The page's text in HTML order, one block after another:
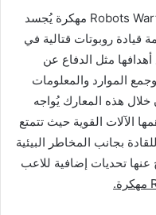
بعد تحميل لعبة Robots Warfare Multiplayer War مهكرة يُجسد
قيادة روبوتات قتالية في
مثل الدفاع عن
الموارد والمعلومات
خلال هذه المعارك يُواجه
الآلات القوية حيث تتمتع
بجانب المخاطر البيئية
عنها تحديات إضافية للاعب